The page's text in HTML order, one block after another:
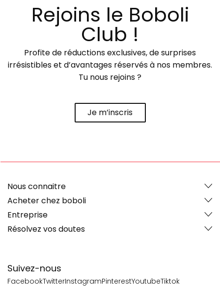
Rejoins le Boboli
Club !
Profite de réductions exclusives, de surprises
irrésistibles et d’avantages réservés à nos membres.
Tu nous rejoins ?
Je m’inscris
Suivez-nous
FacebookTwitterInstagramPinterestYoutubeTiktok
Nous connaitre
Acheter chez boboli
Entreprise
Résolvez vos doutes